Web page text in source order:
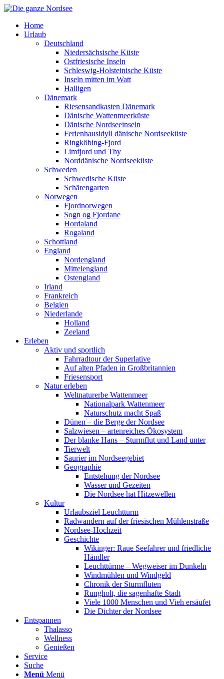
Home
Urlaub
Deutschland
Niedersächsische Küste
Ostfriesische Inseln
Schleswig-Holsteinische Küste
Inseln mitten im Watt
Halligen
Dänemark
Riesensandkasten Dänemark
Dänische Wattenmeerküste
Dänische Nordseeinseln
Ferienhausidyll dänische Nordseeküste
Ringköbing-Fjord
Limfjord und Thy
Norddänische Nordseeküste
Schweden
Schwedische Küste
Schärengarten
Norwegen
Fjordnorwegen
Sogn og Fjordane
Hordaland
Rogaland
Schottland
England
Nordengland
Mittelengland
Ostengland
Irland
Frankreich
Belgien
Niederlande
Holland
Zeeland
Erleben
Aktiv und sportlich
Fahrradtour der Superlative
Auf alten Pfaden in Großbritannien
Friesensport
Natur erleben
Weltnaturerbe Wattenmeer
Nationalpark Wattenmeer
Naturschutz macht Spaß
Dünen – die Berge der Nordsee
Salzwiesen – artenreiches Ökosystem
Der blanke Hans – Sturmflut und Land unter
Tierwelt
Saurier im Nordseegebiet
Geographie
Entstehung der Nordsee
Wasser und Gezeiten
Die Nordsee hat Hitzewellen
Kultur
Urlaubsziel Leuchtturm
Radwandern auf der friesischen Mühlenstraße
Nordsee-Hochzeit
Geschichte
Wikinger: Raue Seefahrer und friedliche
Händler
Leuchttürme – Wegweiser im Dunkeln
Windmühlen und Windgeld
Chronik der Sturmfluten
Rungholt, die sagenhafte Stadt
Viele 1000 Menschen und Vieh ersäufet
Die Dichter der Nordsee
Entspannen
Thalasso
Wellness
Genießen
Service
Suche
Menü Menü